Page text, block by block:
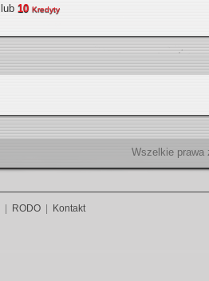
lub 10 Kredyty
RODO Kontakt